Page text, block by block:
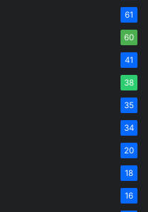
61
60
41
38
35
34
20
18
16